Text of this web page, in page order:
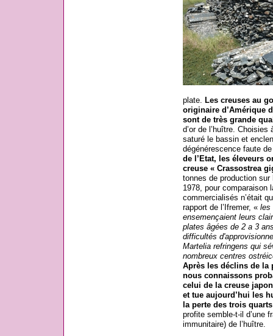
plate. Les creuses au
originaire d’Amérique
sont de très grande
d’or de l’huître.
saturé le bassin et
dégénérescence faute
de l’Etat, les éleveurs
creuse « Crassostrea
tonnes de production sur
1978, pour comparaison
commercialisés n’était
rapport de l’Ifremer, « les
ensemençaient leurs
plates âgées de 2 a 3
difficultés
Martelia refringens qui
nombreux centres
Après les déclins de la
nous connaissons
celui de la creuse
et tue aujourd’hui les
la perte des trois
profite semble-t-il d’une
immunitaire) de l’huître.